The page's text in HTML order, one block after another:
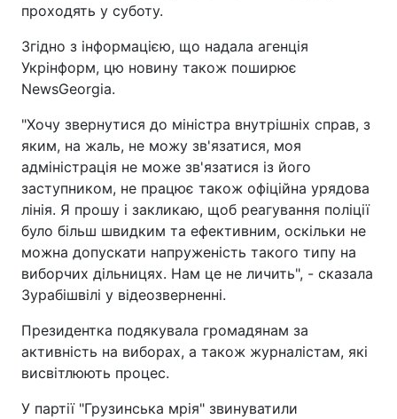
проходять у суботу.
Згідно з інформацією, що надала агенція
Укрінформ, цю новину також поширює
NewsGeorgia.
"Хочу звернутися до міністра внутрішніх справ, з
яким, на жаль, не можу зв'язатися, моя
адміністрація не може зв'язатися із його
заступником, не працює також офіційна урядова
лінія. Я прошу і закликаю, щоб реагування поліції
було більш швидким та ефективним, оскільки не
можна допускати напруженість такого типу на
виборчих дільницях. Нам це не личить", - сказала
Зурабішвілі у відеозверненні.
Президентка подякувала громадянам за
активність на виборах, а також журналістам, які
висвітлюють процес.
У партії "Грузинська мрія" звинуватили